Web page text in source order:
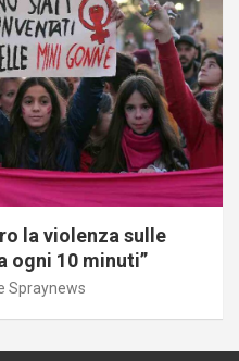
la violenza sulle
ogni 10 minuti”
Spraynews